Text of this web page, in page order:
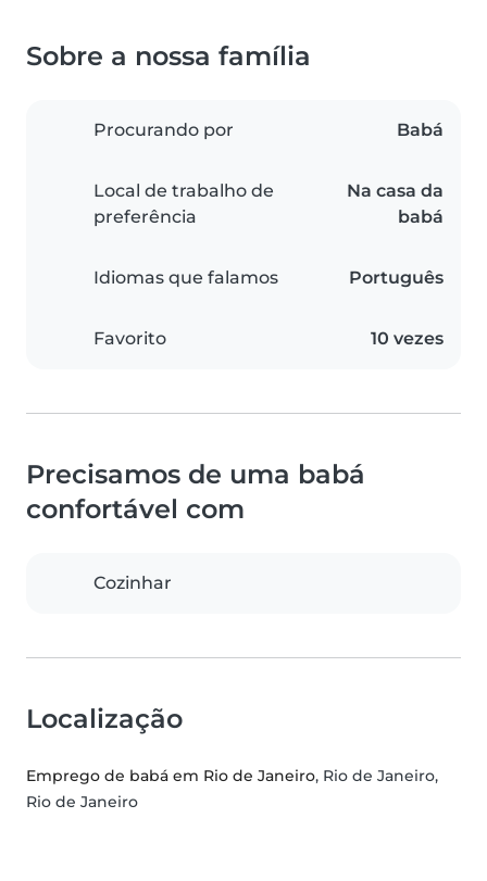
Sobre a nossa família
Procurando por Babá
Local de trabalho de
preferência
Na casa da
babá
Idiomas que falamos Português
Favorito 10 vezes
Precisamos de uma babá
confortável com
Cozinhar
Localização
Emprego de babá em Rio de Janeiro, Rio de Janeiro,
Rio de Janeiro